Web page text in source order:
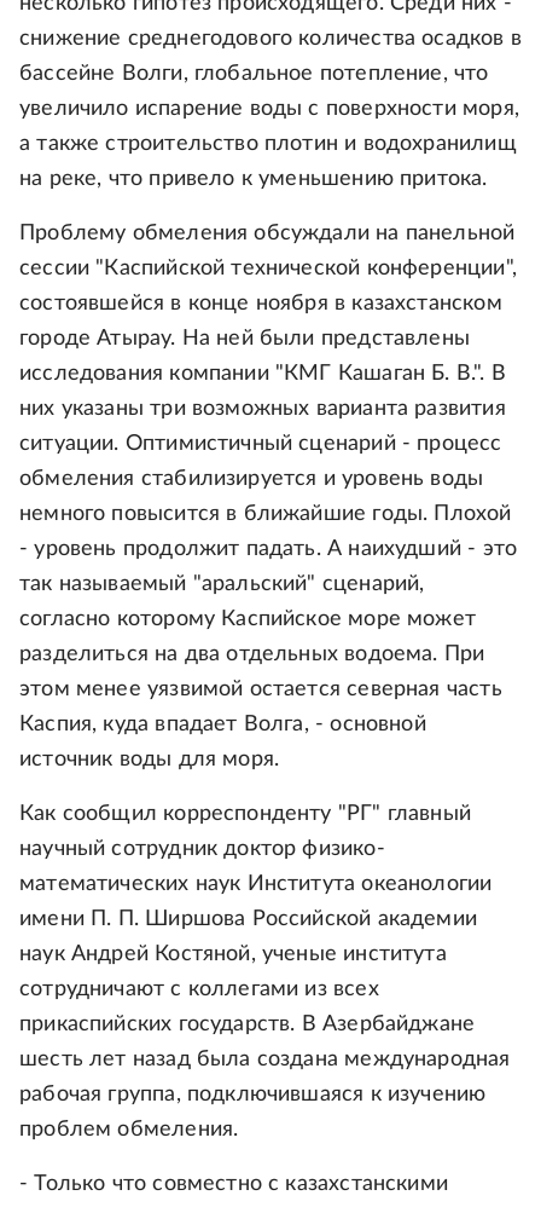
снижение среднегодового количества осадков в
бассейне Волги, глобальное потепление, что
увеличило испарение воды с поверхности моря,
а также строительство плотин и водохранилищ
на реке, что привело к уменьшению притока.
Проблему обмеления обсуждали на панельной
сессии "Каспийской технической конференции",
состоявшейся в конце ноября в казахстанском
городе Атырау. На ней были представлены
исследования компании "КМГ Кашаган Б. В.". В
них указаны три возможных варианта развития
ситуации. Оптимистичный сценарий - процесс
обмеления стабилизируется и уровень воды
немного повысится в ближайшие годы. Плохой
- уровень продолжит падать. А наихудший - это
так называемый "аральский" сценарий,
согласно которому Каспийское море может
разделиться на два отдельных водоема. При
этом менее уязвимой остается северная часть
Каспия, куда впадает Волга, - основной
источник воды для моря.
Как сообщил корреспонденту "РГ" главный
научный сотрудник доктор физико-
математических наук Института океанологии
имени П. П. Ширшова Российской академии
наук Андрей Костяной, ученые института
сотрудничают с коллегами из всех
прикаспийских государств. В Азербайджане
шесть лет назад была создана международная
рабочая группа, подключившаяся к изучению
проблем обмеления.
- Только что совместно с казахстанскими